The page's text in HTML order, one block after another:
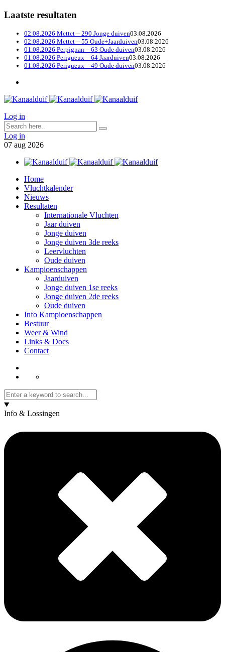
Laatste resultaten
02.08.2026 Mettet – 290 Jonge duiven03.08.2026
02.08.2026 Mettet – 55 Oude+Jaarduiven03.08.2026
01.08.2026 Perpignan – 63 Oude duiven03.08.2026
01.08.2026 Perigueux – 64 Jaarduiven03.08.2026
01.08.2026 Perigueux – 49 Oude duiven03.08.2026
Log in
Log in
07 aug 2026
Home
Vluchtkalender
Nieuws
Resultaten
Internationale Vluchten
Jaar duiven
Jonge duiven
Jonge duiven 3de reeks
Leervluchten
Oude duiven
Kampioenschappen
Jaarduiven
Jonge duiven 1se reeks
Jonge duiven 2de reeks
Oude duiven
Info Kampioenschappen
Bestuur
Weer & Wind
Links & Docs
Contact
Info & Lossingen